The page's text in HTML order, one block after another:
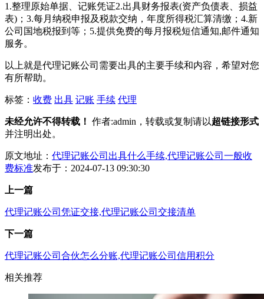
1.整理原始单据、记账凭证2.出具财务报表(资产负债表、损益
表)；3.每月纳税申报及税款交纳，年度所得税汇算清缴；4.新
公司国地税报到等；5.提供免费的每月报税短信通知,邮件通知
服务。
以上就是代理记账公司需要出具的主要手续和内容，希望对您
有所帮助。
标签： 收费 出具 记账 手续 代理
未经允许不得转载！ 作者:admin，转载或复制请以超链接形式
并注明出处。
原文地址： 代理记账公司出具什么手续,代理记账公司一般收
费标准发布于：2024-07-13 09:30:30
上一篇
代理记账公司凭证交接,代理记账公司交接清单
下一篇
代理记账公司合伙怎么分账,代理记账公司信用积分
相关推荐